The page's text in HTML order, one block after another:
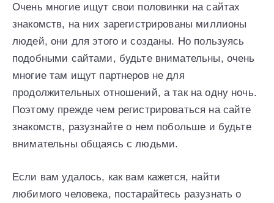
Очень многие ищут свои половинки на сайтах
знакомств, на них зарегистрированы миллионы
людей, они для этого и созданы. Но пользуясь
подобными сайтами, будьте внимательны, очень
многие там ищут партнеров не для
продолжительных отношений, а так на одну ночь.
Поэтому прежде чем регистрироваться на сайте
знакомств, разузнайте о нем побольше и будьте
внимательны общаясь с людьми.
Если вам удалось, как вам кажется, найти
любимого человека, постарайтесь разузнать о